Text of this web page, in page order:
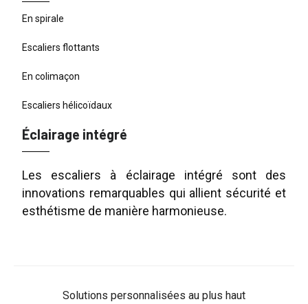
En spirale
Escaliers flottants
En colimaçon
Escaliers hélicoïdaux
Éclairage intégré
Les escaliers à éclairage intégré sont des
innovations remarquables qui allient sécurité et
esthétisme de manière harmonieuse.
Solutions personnalisées au plus haut